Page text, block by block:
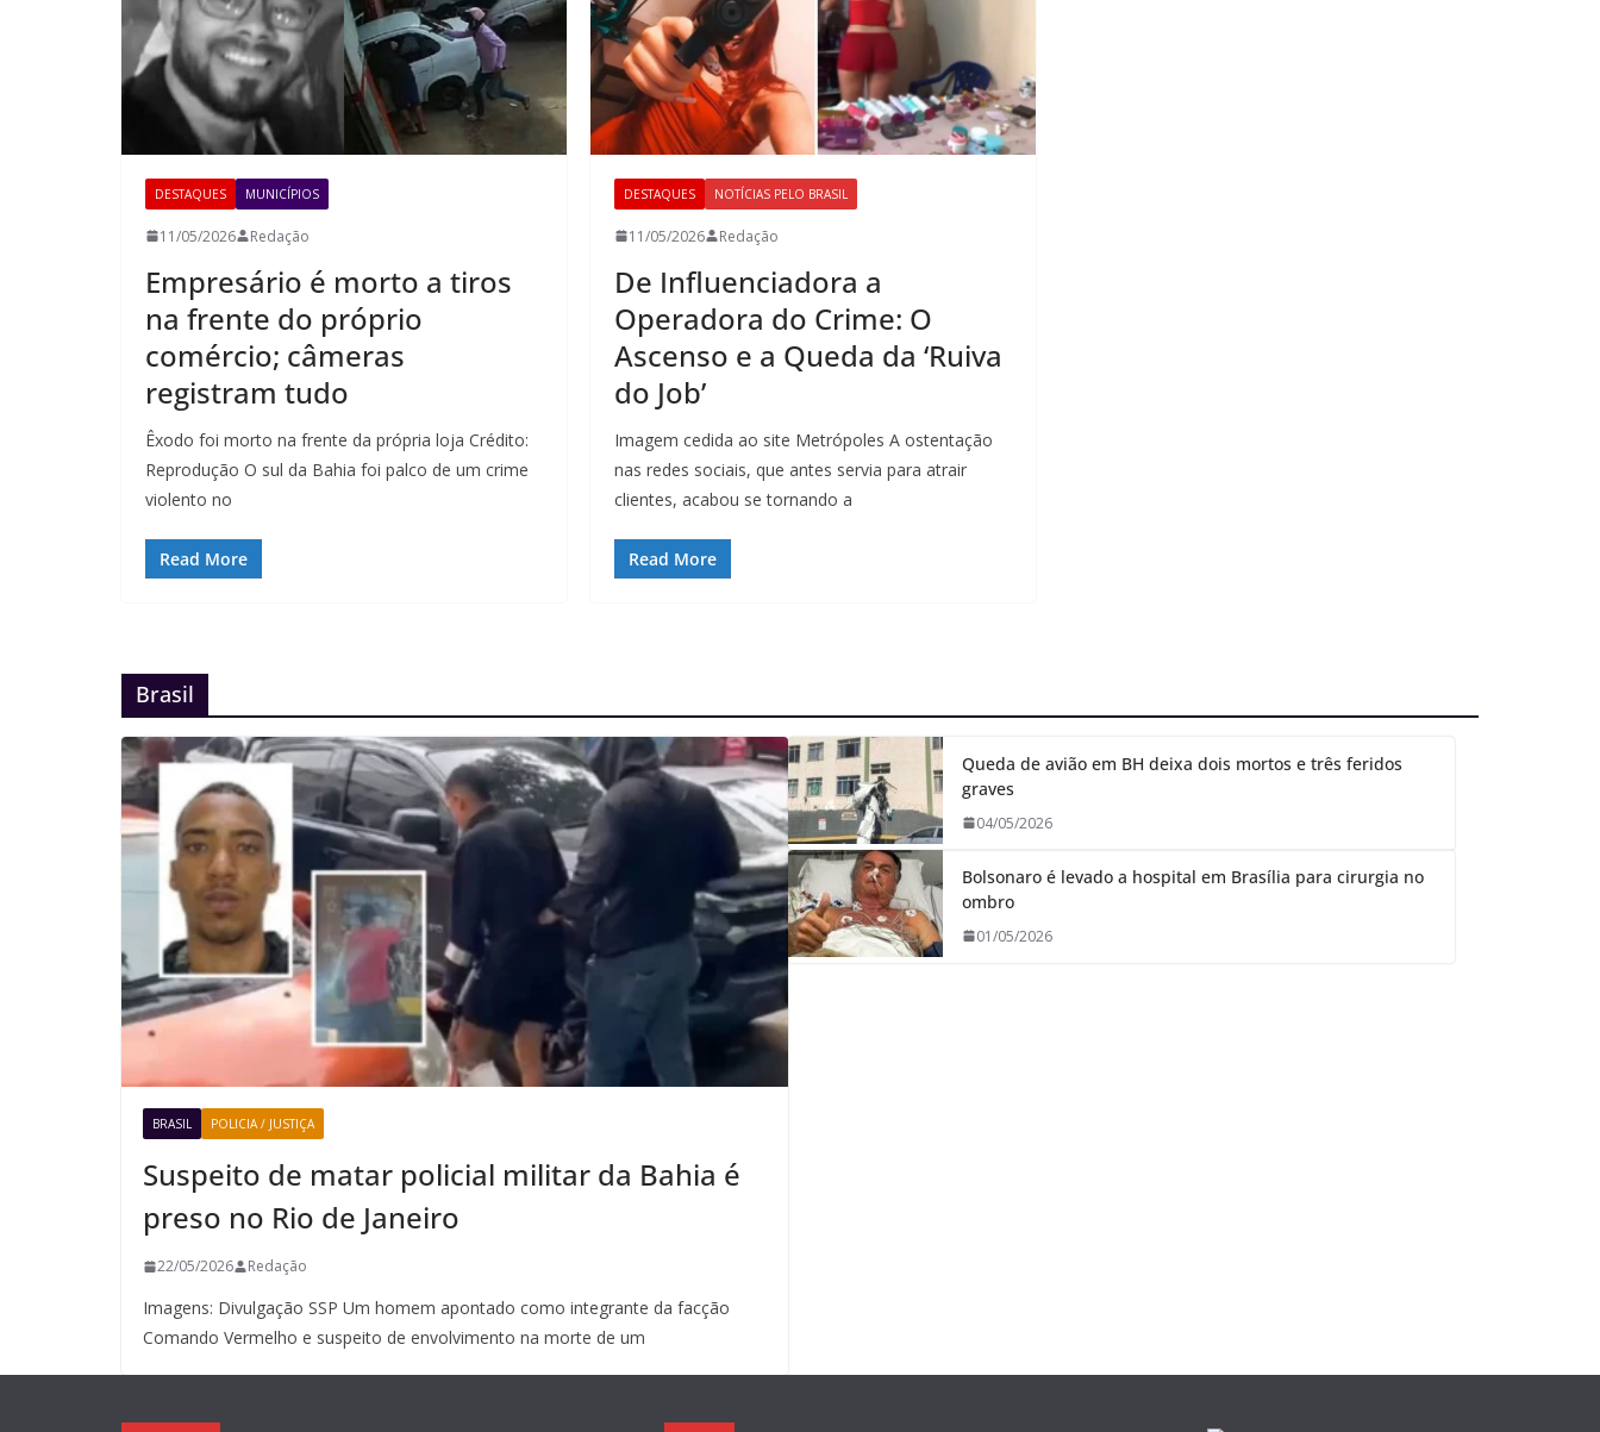
DESTAQUES MUNICÍPIOS
11/05/2026 Redação
Empresário é morto a tiros
na frente do próprio
comércio; câmeras
registram tudo
Êxodo foi morto na frente da própria loja Crédito:
Reprodução O sul da Bahia foi palco de um crime
violento no
Read More
DESTAQUES NOTÍCIAS PELO BRASIL
11/05/2026 Redação
De Influenciadora a
Operadora do Crime: O
Ascenso e a Queda da ‘Ruiva
do Job’
Imagem cedida ao site Metrópoles A ostentação
nas redes sociais, que antes servia para atrair
clientes, acabou se tornando a
Read More
Brasil
BRASIL POLICIA / JUSTIÇA
Suspeito de matar policial militar da Bahia é
preso no Rio de Janeiro
22/05/2026 Redação
Imagens: Divulgação SSP Um homem apontado como integrante da facção
Comando Vermelho e suspeito de envolvimento na morte de um
Queda de avião em BH deixa dois mortos e três feridos
graves
04/05/2026
Bolsonaro é levado a hospital em Brasília para cirurgia no
ombro
01/05/2026